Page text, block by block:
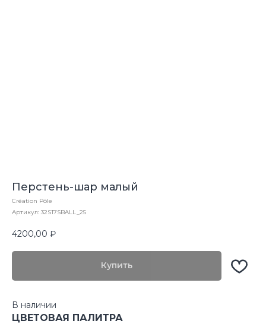
Перстень-шар малый
Création Pôle
Артикул: 32S17SBALL_25
4200,00 ₽
Купить
В наличии
ЦВЕТОВАЯ ПАЛИТРА